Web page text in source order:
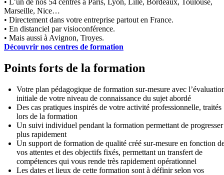
• L’un de nos 54 centres à Paris, Lyon, Lille, Bordeaux, Toulouse,
Marseille, Nice…
• Directement dans votre entreprise partout en France.
• En distanciel par visioconférence.
• Mais aussi à Avignon, Troyes.
Découvrir nos centres de formation
Points forts de la formation
Votre plan pédagogique de formation sur-mesure avec
initiale de votre niveau de connaissance du sujet abordé
Des cas pratiques inspirés de votre activité professionnelle, traités
lors de la formation
Un suivi individuel pendant la formation permettant de progresser
plus rapidement
Un support de formation de qualité créé sur-mesure en fonction
vos attentes et des objectifs fixés, permettant un transfert de
compétences qui vous rende très rapidement opérationnel
Les dates et lieux de cette formation sont à définir selon vos